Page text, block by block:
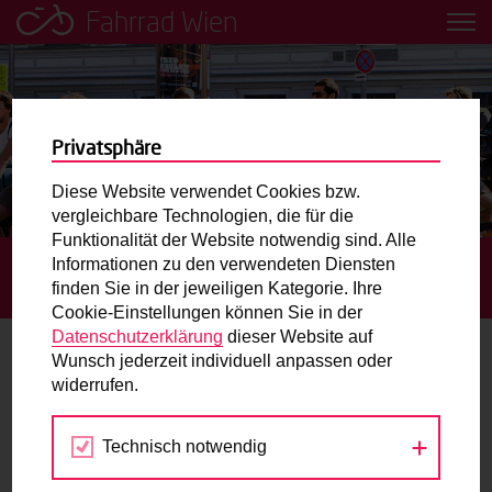
Fahrrad Wien
Leih dir einfach ein Transportfahrrad in deiner Nähe aus!
Mobilitätsbildung für Kinder und
Jugendliche
Radweg-Projektkarte
Routenplaner
Mit dem Fahrrad in Wien unterwegs? Hier finden Sie die
beste Route.
Wunschbox
Sie haben ein Anliegen zum Radverkehr? Schreiben Sie
STARTSEITE TERMINE
RINGVORLESUNG: AKTIVE
MOBILITÄT – RADFAHREN UND GEHEN IN DER STADT
02.
MAI
2018
Privatsphäre
Diese Website verwendet Cookies bzw.
vergleichbare Technologien, die für die
Funktionalität der Website notwendig sind. Alle
Informationen zu den verwendeten Diensten
finden Sie in der jeweiligen Kategorie. Ihre
Cookie-Einstellungen können Sie in der
Datenschutzerklärung dieser Website auf
Wunsch jederzeit individuell anpassen oder
widerrufen.
Technisch notwendig